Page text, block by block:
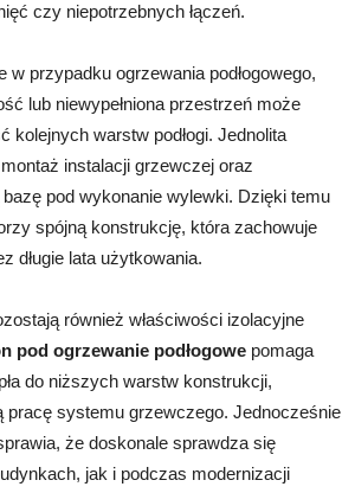
czy niepotrzebnych łączeń.
w przypadku ogrzewania podłogowego,
lub niewypełniona przestrzeń może
kolejnych warstw podłogi. Jednolita
instalacji grzewczej oraz
pod wykonanie wylewki. Dzięki temu
spójną konstrukcję, która zachowuje
długie lata użytkowania.
również właściwości izolacyjne
pod ogrzewanie podłogowe pomaga
do niższych warstw konstrukcji,
pracę systemu grzewczego. Jednocześnie
że doskonale sprawdza się
jak i podczas modernizacji